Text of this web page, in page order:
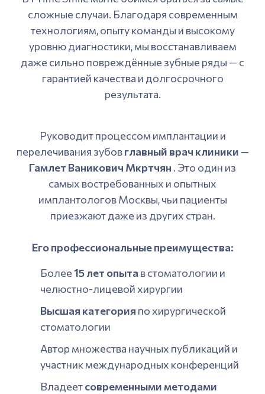
сложные случаи. Благодаря современным
технологиям, опыту команды и высокому
уровню диагностики, мы восстанавливаем
даже сильно повреждённые зубные ряды — с
гарантией качества и долгосрочного
результата.
Руководит процессом имплантации и
перелечивания зубовглавный врач клиники —
Гамлет Ваникович Мкртчян . Это один из
самых востребованных и опытных
имплантологов Москвы, чьи пациенты
приезжают даже из других стран.
Его профессиональные преимущества:
Более15 лет опыта в стоматологии и
челюстно-лицевой хирургии
Высшая категория по хирургической
стоматологии
Автор множества научных публикаций и
участник международных конференций
Владеетсовременными методами